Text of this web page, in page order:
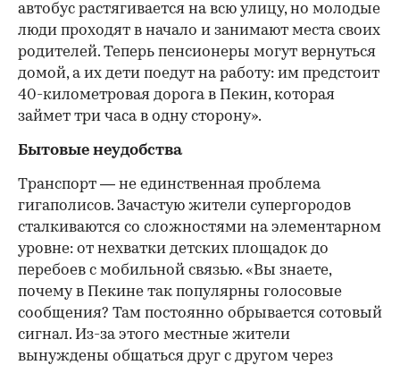
автобус растягивается на всю улицу, но молодые
люди проходят в начало и занимают места своих
родителей. Теперь пенсионеры могут вернуться
домой, а их дети поедут на работу: им предстоит
40-километровая дорога в Пекин, которая
займет три часа в одну сторону».
Бытовые неудобства
Транспорт — не единственная проблема
гигаполисов. Зачастую жители супергородов
сталкиваются со сложностями на элементарном
уровне: от нехватки детских площадок до
перебоев с мобильной связью. «Вы знаете,
почему в Пекине так популярны голосовые
сообщения? Там постоянно обрывается сотовый
сигнал. Из-за этого местные жители
вынуждены общаться друг с другом через